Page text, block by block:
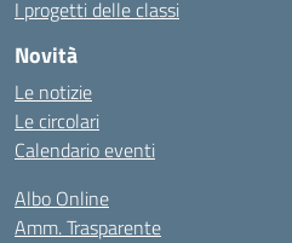
I progetti delle classi
Novità
Le notizie
Le circolari
Calendario eventi
Albo Online
Amm. Trasparente